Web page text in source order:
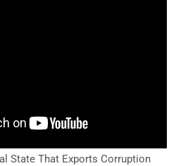
State That Exports Corruption